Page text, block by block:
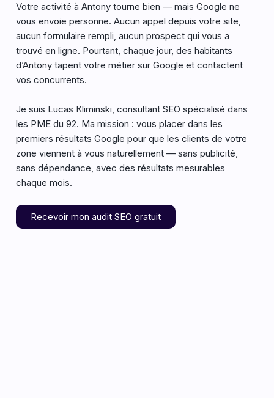
Votre activité à Antony tourne bien — mais Google ne
vous envoie personne. Aucun appel depuis votre site,
aucun formulaire rempli, aucun prospect qui vous a
trouvé en ligne. Pourtant, chaque jour, des habitants
d’Antony tapent votre métier sur Google et contactent
vos concurrents.
Je suis Lucas Kliminski, consultant SEO spécialisé dans
les PME du 92. Ma mission : vous placer dans les
premiers résultats Google pour que les clients de votre
zone viennent à vous naturellement — sans publicité,
sans dépendance, avec des résultats mesurables
chaque mois.
Recevoir mon audit SEO gratuit